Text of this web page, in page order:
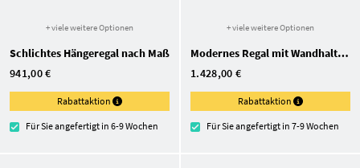
+ viele weitere Optionen
Schlichtes Hängeregal nach Maß
941,00 €
Rabattaktion
Für Sie angefertigt in 6-9 Wochen
+ viele weitere Optionen
Modernes Regal mit Wandhalterung
1.428,00 €
Rabattaktion
Für Sie angefertigt in 7-9 Wochen